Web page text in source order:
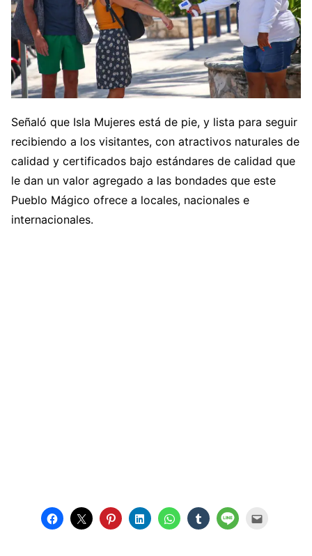
Señaló que Isla Mujeres está de pie, y lista para seguir
recibiendo a los visitantes, con atractivos naturales de
calidad y certificados bajo estándares de calidad que
le dan un valor agregado a las bondades que este
Pueblo Mágico ofrece a locales, nacionales e
internacionales.